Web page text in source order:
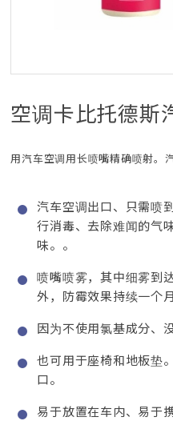
空调卡比托德斯
用汽车空调用长喷嘴精确喷射。
汽车空调出口、只需喷
行消毒、去除难闻的气
味。。
喷嘴喷雾，其中细雾到
外，防霉效果持续一个月
因为不使用氯基成分、
也可用于座椅和地板垫
口。
易于放置在车内、易于